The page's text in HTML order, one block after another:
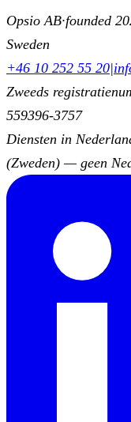
Opsio AB·founded
Sweden
+46 10 252 55 20|
Zweeds
559396-3757
Diensten in
(Zweden) — geen